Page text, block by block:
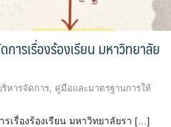
ารเรื่องร้องเรียน มหาวิทยาลัย
ริหารจัดการ คู่มือและมาตรฐานการให้
เรื่องร้องเรียน มหาวิทยาลัยรา […]